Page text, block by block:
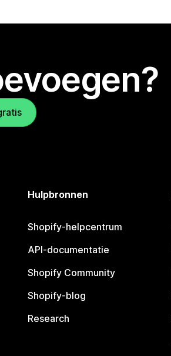
Hulpbronnen
Shopify-helpcentrum
API-documentatie
Shopify Community
Shopify-blog
Research